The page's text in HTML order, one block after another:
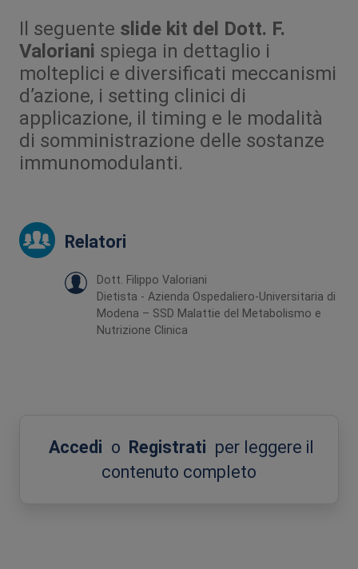
Il seguente slide kit del Dott. F.
Valoriani spiega in dettaglio i
molteplici e diversificati meccanismi
d’azione, i setting clinici di
applicazione, il timing e le modalità
di somministrazione delle sostanze
immunomodulanti.
Relatori
Dott. Filippo Valoriani
Dietista - Azienda Ospedaliero-Universitaria di
Modena – SSD Malattie del Metabolismo e
Nutrizione Clinica
Accedi o Registrati per leggere il
contenuto completo